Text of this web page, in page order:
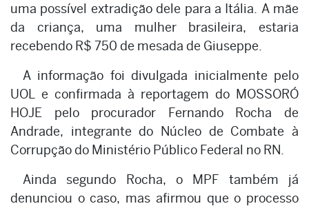
uma possível extradição dele para a Itália. A mãe
da criança, uma mulher brasileira, estaria
recebendo R$ 750 de mesada de Giuseppe.
A informação foi divulgada inicialmente pelo
UOL e confirmada à reportagem do MOSSORÓ
HOJE pelo procurador Fernando Rocha de
Andrade, integrante do Núcleo de Combate à
Corrupção do Ministério Público Federal no RN.
Ainda segundo Rocha, o MPF também já
denunciou o caso, mas afirmou que o processo